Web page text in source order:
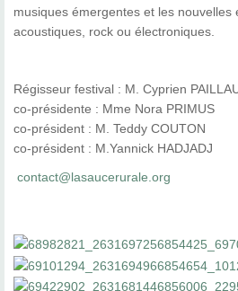
musiques émergentes et les nouvelles
acoustiques, rock ou électroniques.
Régisseur festival : M. Cyprien
co-présidente : Mme Nora PRIMUS
co-président : M. Teddy COUTON
co-président : M.Yannick HADJADJ
contact@lasaucerurale.org